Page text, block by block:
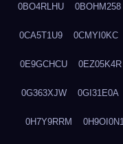
0BO4RLHU 0BOHM258
0CA5T1U9 0CMYI0KC
0E9GCHCU 0EZ05K4R
0G363XJW 0GI31E0A
0H7Y9RRM 0H9OI0N1